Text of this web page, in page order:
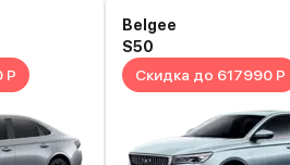
Р
Belgee
S50
Скидка до 617990 Р